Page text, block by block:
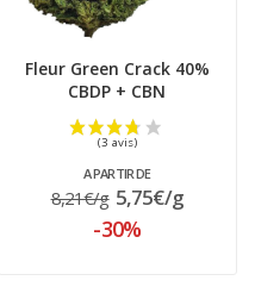
Fleur Green Crack 40%
CBDP + CBN
A PARTIR DE
8,21€/g 5,75€/g
-30%